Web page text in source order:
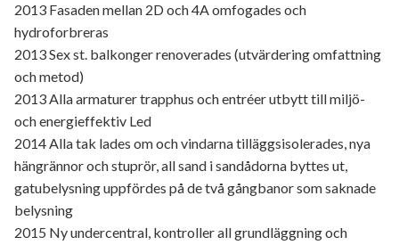
2013 Fasaden mellan 2D och 4A omfogades och
hydroforbreras
2013 Sex st. balkonger renoverades (utvärdering omfattning
och metod)
2013 Alla armaturer trapphus och entréer utbytt till miljö-
och energieffektiv Led
2014 Alla tak lades om och vindarna tilläggsisolerades, nya
hängrännor och stuprör, all sand i sandådorna byttes ut,
gatubelysning uppfördes på de två gångbanor som saknade
belysning
2015 Ny undercentral, kontroller all grundläggning och